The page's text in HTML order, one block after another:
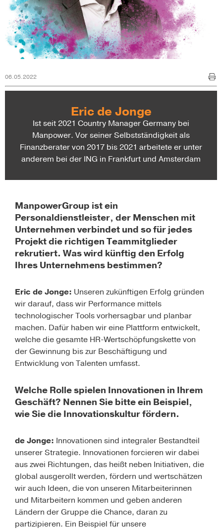
06.05.2022
Eric de Jonge
Ist seit 2021 Country Manager Germany bei
Manpower. Vor seiner Selbstständigkeit als
Finanzberater von 2017 bis 2021 arbeitete er unter
anderem bei der ING in Frankfurt und Amsterdam
ManpowerGroup ist ein
Personaldienstleister, der Menschen mit
Unternehmen verbindet und so für jedes
Projekt die richtigen Teammitglieder
rekrutiert. Was wird künftig den Erfolg
Ihres Unternehmens bestimmen?
Eric de Jonge: Unseren zukünftigen Erfolg gründen
wir darauf, dass wir Performance mittels
technologischer Tools vorhersagbar und planbar
machen. Dafür haben wir eine Plattform entwickelt,
welche die gesamte HR-Wertschöpfungskette von
der Gewinnung bis zur Beschäftigung und
Entwicklung von Talenten umfasst.
Welche Rolle spielen Innovationen in Ihrem
Geschäft? Nennen Sie bitte ein Beispiel,
wie Sie die Innovationskultur fördern.
de Jonge: Innovationen sind integraler Bestandteil
unserer Strategie. Innovationen forcieren wir dabei
aus zwei Richtungen, das heißt neben Initiativen, die
global ausgerollt werden, fördern und wertschätzen
wir auch Ideen, die von unseren Mitarbeiterinnen
und Mitarbeitern kommen und geben anderen
Ländern der Gruppe die Chance, daran zu
partizipieren. Ein Beispiel für unsere